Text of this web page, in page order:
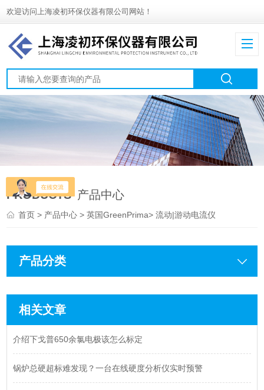
欢迎访问上海凌初环保仪器有限公司网站！
PRODUCTS 产品中心
首页> 产品中心>英国GreenPrima>流动|游动电流仪
产品分类
相关文章
介绍下戈普650余氯电极该怎么标定
锅炉总硬超标难发现？一台在线硬度分析仪实时预警